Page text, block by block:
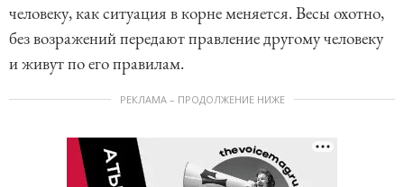
человеку, как ситуация в корне меняется. Весы охотно,
без возражений передают правление другому человеку
и живут по его правилам.
РЕКЛАМА – ПРОДОЛЖЕНИЕ НИЖЕ